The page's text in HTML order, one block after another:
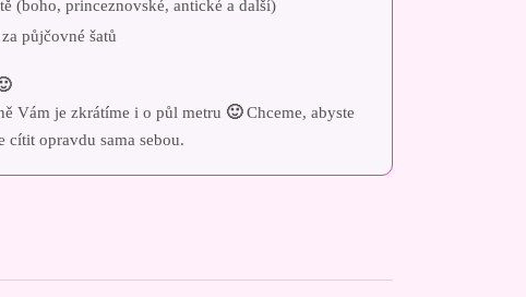
(boho, princeznovské, antické a další)
půjčovné šatů
Vám je zkrátíme i o půl metru 🙂Chceme, abyste
cítit opravdu sama sebou.